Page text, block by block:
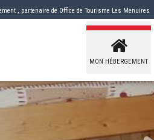
, partenaire de Office de Tourisme Les Menuires
MON HÉBERGEMENT